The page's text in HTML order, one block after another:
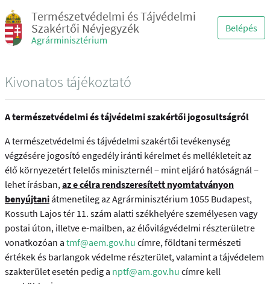
Természetvédelmi és Tájvédelmi
Szakértői Névjegyzék
Agrárminisztérium
Belépés
Kivonatos tájékoztató
A természetvédelmi és tájvédelmi szakértői jogosultságról
A természetvédelmi és tájvédelmi szakértői tevékenység
végzésére jogosító engedély iránti kérelmet és mellékleteit az
élő környezetért felelős miniszternél − mint eljáró hatóságnál −
lehet írásban,az e célra rendszeresített nyomtatványon
benyújtaniátmenetileg az Agrárminisztérium 1055 Budapest,
Kossuth Lajos tér 11. szám alatti székhelyére személyesen vagy
postai úton, illetve e-mailben, az élővilágvédelmi részterületre
vonatkozóan a tmf@aem.gov.hu címre, földtani természeti
értékek és barlangok védelme részterület, valamint a tájvédelem
szakterület esetén pedig a nptf@am.gov.hu címre kell